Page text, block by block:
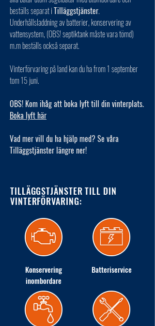
beställs separat iTilläggstjänster.
Underhållsladdning av batterier, konservering av
vattensystem, (OBS! septiktank måste vara tömd)
m.m beställs också separat.
Vinterförvaring på land kan du ha from 1 september
tom 15 juni.
OBS! Kom ihåg att boka lyft till din vinterplats.
Boka lyft här
Vad mer vill du ha hjälp med? Se våra
Tilläggstjänster längre ner!
TILLÄGGSTJÄNSTER TILL DIN
VINTERFÖRVARING:
Konservering
inombordare
Batteriservice